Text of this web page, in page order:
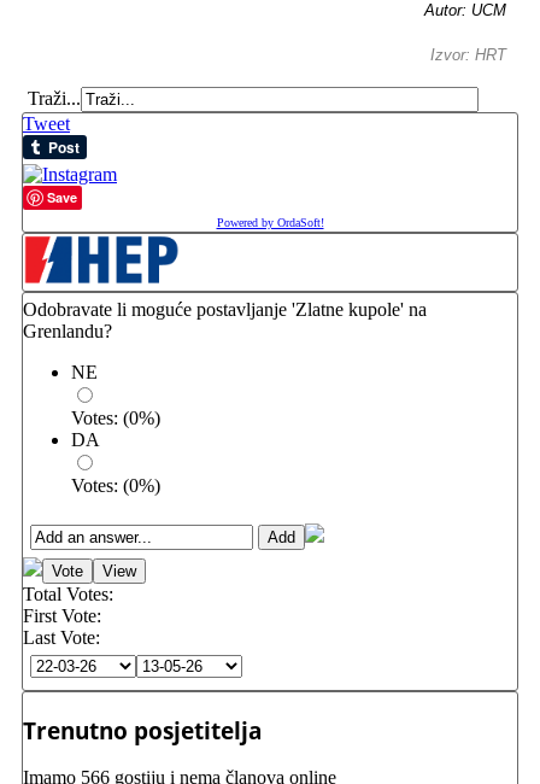
Autor: UCM
Izvor: HRT
Traži...
Tweet
Save
Powered by OrdaSoft!
Odobravate li moguće postavljanje 'Zlatne kupole' na
Grenlandu?
NE
Votes: (0%)
DA
Votes: (0%)
Total Votes:
First Vote:
Last Vote:
Trenutno posjetitelja
Imamo 566 gostiju i nema članova online